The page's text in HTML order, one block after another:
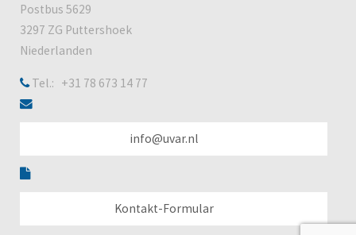
Postbus 5629
3297 ZG Puttershoek
Niederlanden
Tel.: +31 78 673 14 77
info@uvar.nl
Kontakt-Formular